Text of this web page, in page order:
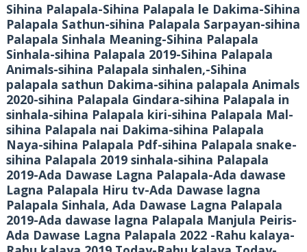
Sihina Palapala-Sihina Palapala le Dakima-Sihina
Palapala Sathun-sihina Palapala Sarpayan-sihina
Palapala Sinhala Meaning-Sihina Palapala
Sinhala-sihina Palapala 2019-Sihina Palapala
Animals-sihina Palapala sinhalen,-Sihina
palapala sathun Dakima-sihina palapala Animals
2020-sihina Palapala Gindara-sihina Palapala in
sinhala-sihina Palapala kiri-sihina Palapala Mal-
sihina Palapala nai Dakima-sihina Palapala
Naya-sihina Palapala Pdf-sihina Palapala snake-
sihina Palapala 2019 sinhala-sihina Palapala
2019-Ada Dawase Lagna Palapala-Ada dawase
Lagna Palapala Hiru tv-Ada Dawase lagna
Palapala Sinhala, Ada Dawase Lagna Palapala
2019-Ada dawase lagna Palapala Manjula Peiris-
Ada Dawase Lagna Palapala 2022 -Rahu kalaya-